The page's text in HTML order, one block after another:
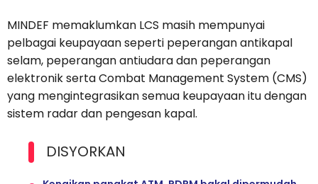
MINDEF memaklumkan LCS masih mempunyai
pelbagai keupayaan seperti peperangan antikapal
selam, peperangan antiudara dan peperangan
elektronik serta Combat Management System (CMS)
yang mengintegrasikan semua keupayaan itu dengan
sistem radar dan pengesan kapal.
DISYORKAN